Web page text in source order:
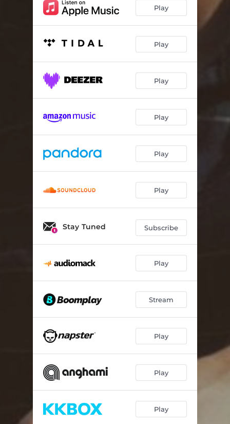
Lo Que Pienso 02:39
No Te Apartes De Mi 03:52
Popurri De Corridos / Si Me Ven / Si Fuera Facil / El H 06:44
Tolin Infante 03:03
Play
Play
Play
Play
Play
Play
Stay Tuned Subscribe
Play
Stream
Play
Play
Play